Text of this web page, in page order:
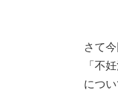
さて今
「不
につ